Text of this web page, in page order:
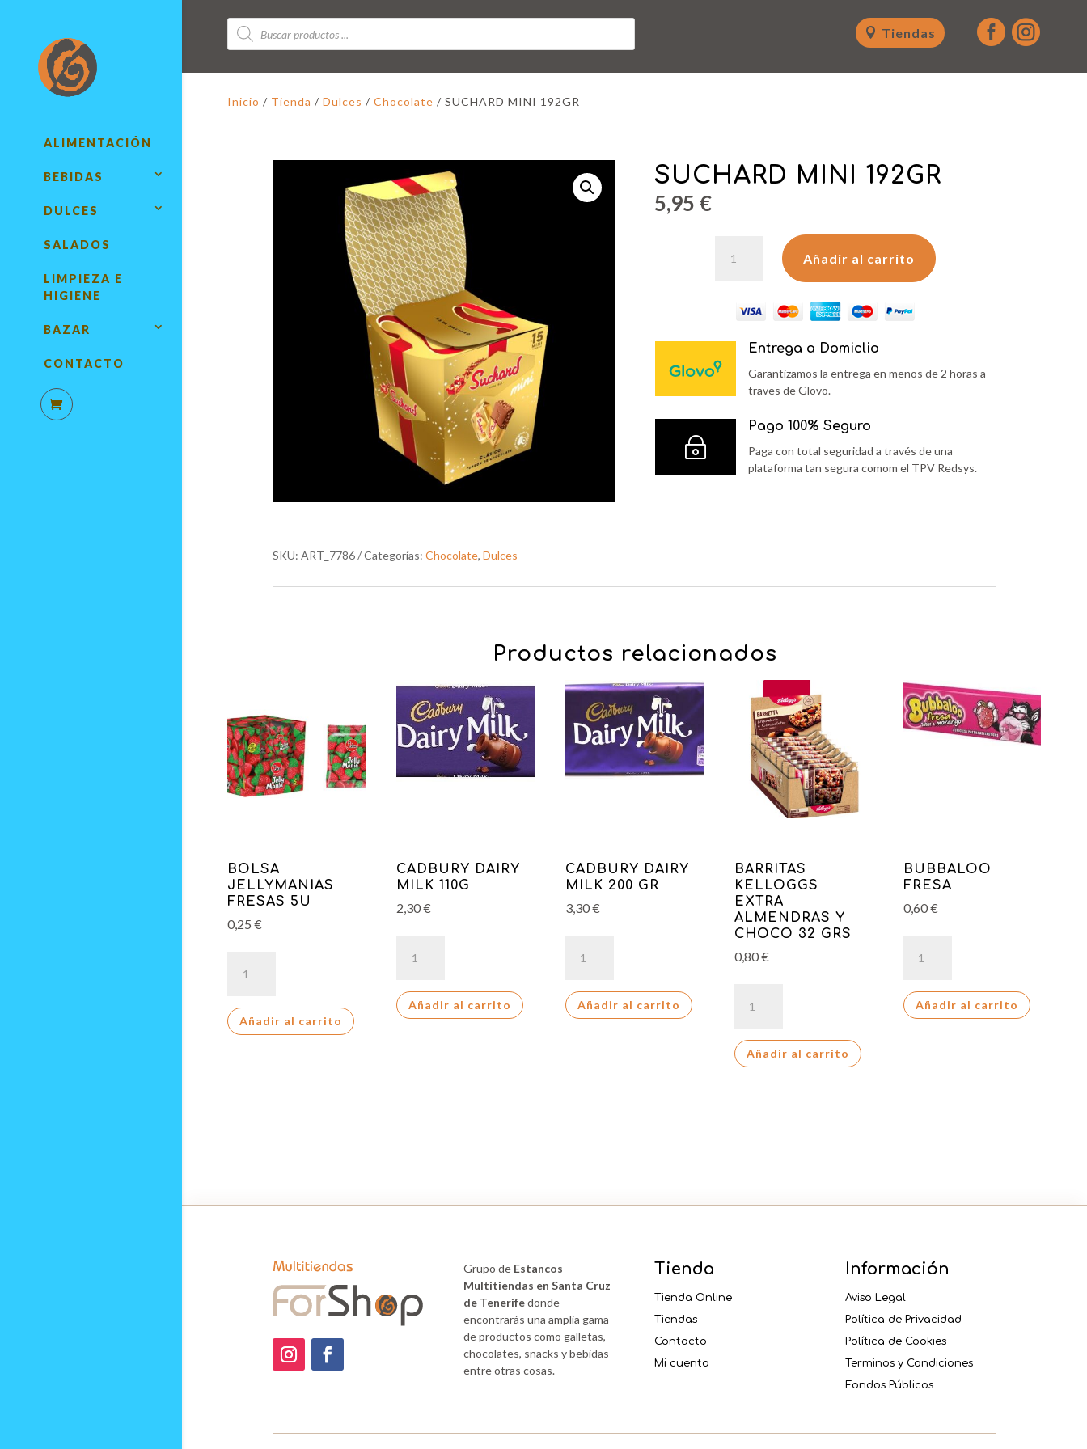
ALIMENTACIÓN
BEBIDAS
DULCES
SALADOS
LIMPIEZA E
HIGIENE
BAZAR
CONTACTO
Búsqueda
de
productos
Tiendas  
Inicio / Tienda / Dulces / Chocolate / SUCHARD MINI 192GR
SUCHARD MINI 192GR
5,95 €
MINI
cantidad
Añadir al carrito
Entrega a Domiclio
Garantizamos la entrega en menos de 2 horas a
traves de Glovo.
~
Pago 100% Seguro
Paga con total seguridad a través de una
plataforma tan segura comom el TPV Redsys.
SKU: ART_7786 Categorías: Chocolate, Dulces
Productos relacionados
BOLSA
JELLYMANIAS
FRESAS 5U
0,25 €
JELLYMANIAS
5UAñadir al carrito
CADBURY DAIRY
MILK 110G
2,30€
DAIRY
110G
Añadir al carrito
CADBURY DAIRY
MILK 200 GR
3,30€
DAIRY
200Añadir al carrito
BARRITAS
KELLOGGS
EXTRA
ALMENDRAS Y
CHOCO 32 GRS
0,80€
KELLOGGS
ALMENDRAS
Añadir al carrito
BUBBALOO
FRESA
0,60€
FRESA
Añadir al carrito
Grupo de Estancos
Multitiendas en Santa Cruz
de Tenerifedonde
encontrarás una amplia gama
de productos como galletas,
chocolates, snacks y bebidas
entre otras cosas.
Tienda
Tienda Online
Tiendas
Contacto
Mi cuenta
Información
Aviso Legal
Política de Privacidad
Política de Cookies
Terminos y Condiciones
Fondos Públicos